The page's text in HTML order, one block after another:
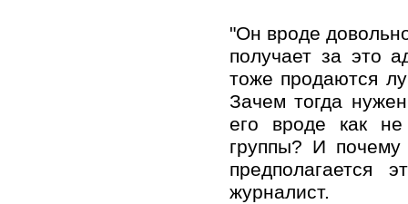
"Он вроде
получает за это
тоже продаются
Зачем тогда
его вроде как не
группы? И почему
предполагается
журналист.